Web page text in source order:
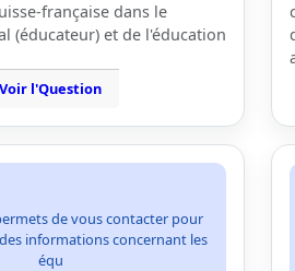
française dans le
(éducateur) et de l'éducation
Voir l'Question
de vous contacter pour
informations concernant les
équ